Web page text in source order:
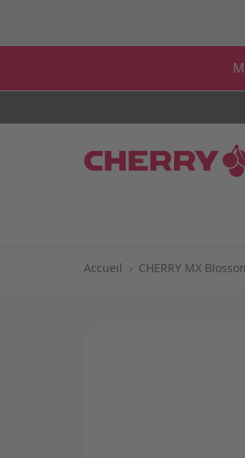
Accueil › CHERRY MX